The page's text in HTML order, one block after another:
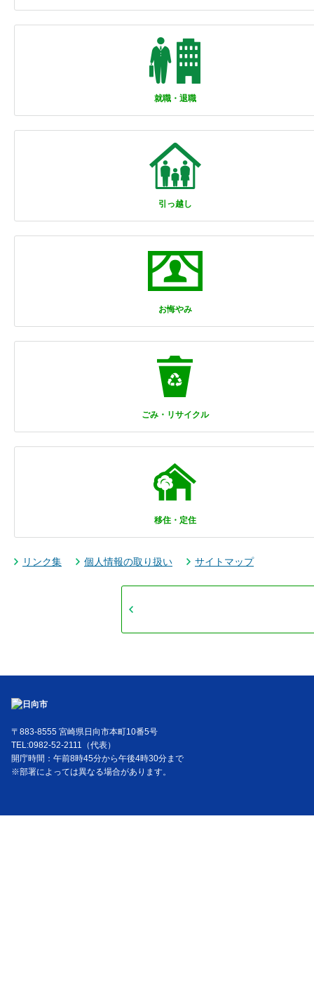
就職・退職
引っ越し
お悔やみ
ごみ・リサイクル
移住・定住
リンク集 個人情報の取り扱い サイトマップ
〒883-8555 宮崎県日向市本町10番5号
TEL:0982-52-2111（代表）
開庁時間：午前8時45分から午後4時30分まで
※部署によっては異なる場合があります。